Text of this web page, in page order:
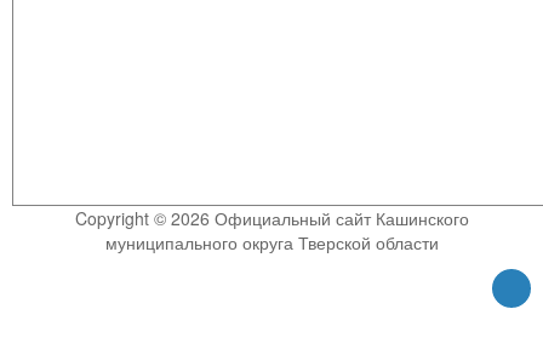
Copyright © 2026 Официальный сайт Кашинского
муниципального округа Тверской области